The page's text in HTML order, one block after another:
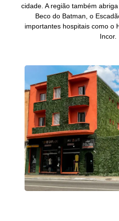
cidade. A região também
Beco do Batman, o
importantes hospitais como o
Incor.